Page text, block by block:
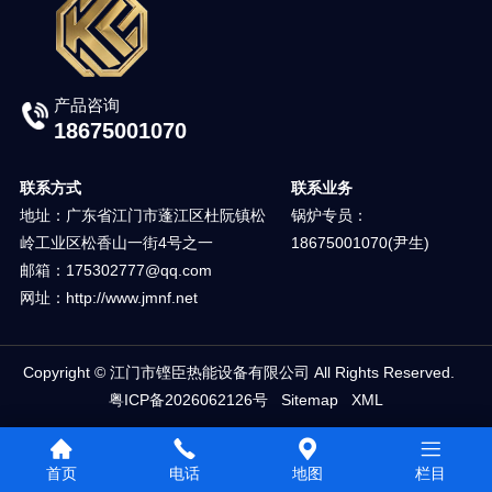
产品咨询
18675001070
联系方式
地址：广东省江门市蓬江区杜阮镇松
岭工业区松香山一街4号之一
邮箱：175302777@qq.com
网址：http://www.jmnf.net
联系业务
锅炉专员：
18675001070(尹生)
Copyright © 江门市铿臣热能设备有限公司 All Rights Reserved.
粤ICP备2026062126号
Sitemap XML
首页 电话 地图 栏目